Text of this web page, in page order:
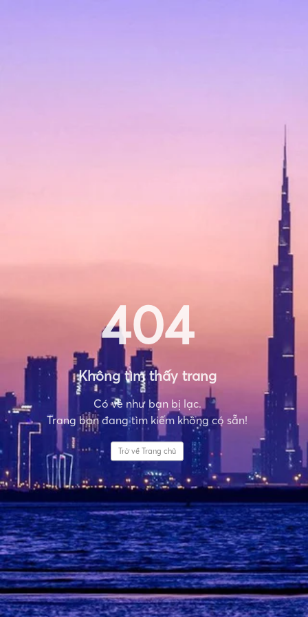
404
Không tìm thấy trang
Có vẻ như bạn bị lạc.
Trang bạn đang tìm kiếm không có sẵn!
Trở về Trang chủ